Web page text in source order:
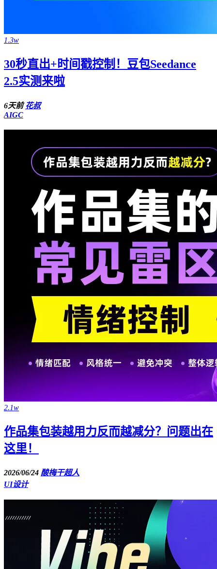
1.3w
30秒直出+时间戳控制！豆包Seedance
2.5实测来啦
6天前花叔
AIGC
2.1w
作品集包装越用力反而越减分？问题出在
这里！
2026/06/24 酸梅干超人
UI设计